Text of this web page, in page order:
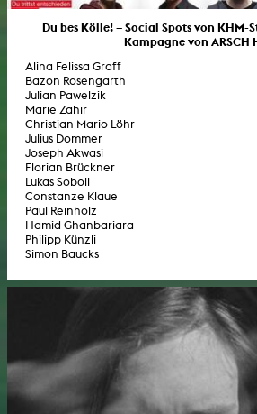
Du bes Kölle! – Social Spots von KHM-
Kampagne von ARSCH
Alina Felissa Graff
Bazon Rosengarth
Julian Pawelzik
Marie Zahir
Christian Mario Löhr
Julius Dommer
Joseph Akwasi
Florian Brückner
Lukas Soboll
Constanze Klaue
Paul Reinholz
Hamid Ghanbariara
Philipp Künzli
Simon Baucks